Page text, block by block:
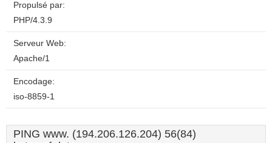
Propulsé par:
PHP/4.3.9
Serveur Web:
Apache/1
Encodage:
iso-8859-1
PING www. (194.206.126.204) 56(84)